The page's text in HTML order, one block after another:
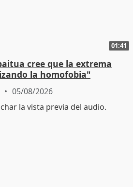
01:41
cree que la extrema
la homofobia"
05/08/2026